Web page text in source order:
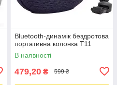
Bluetooth-динамік бездротова
портативна колонка T11
В наявності
479,20 ₴ 599 ₴